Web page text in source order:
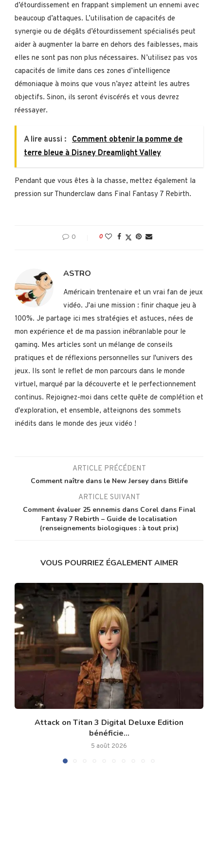
d’étourdissement en frappant simplement un ennemi avec
beaucoup d’attaques. L’utilisation de capacités de
synergie ou de dégâts d’étourdissement spécialisés peut
aider à augmenter la barre en dehors des faiblesses, mais
elles ne sont pas non plus nécessaires. N’utilisez pas vos
capacités de limite dans ces zones d’intelligence
démoniaque à moins que vous n’ayez atteint les autres
objectifs. Sinon, ils seront éviscérés et vous devrez
réessayer.
A lire aussi :
Comment obtenir la pomme de
terre bleue à Disney Dreamlight Valley
Pendant que vous êtes à la chasse, mettez également la
pression sur Thunderclaw dans Final Fantasy 7 Rebirth.
0 0
ASTRO
Américain trentenaire et un vrai fan de jeux
vidéo. J'ai une mission : finir chaque jeu à
100%. Je partage ici mes stratégies et astuces, nées de
mon expérience et de ma passion inébranlable pour le
gaming. Mes articles sont un mélange de conseils
pratiques et de réflexions personnelles sur l'univers des
jeux. Ils sont le reflet de mon parcours dans le monde
virtuel, marqué par la découverte et le perfectionnement
continus. Rejoignez-moi dans cette quête de complétion et
d'exploration, et ensemble, atteignons des sommets
inédits dans le monde des jeux vidéo !
ARTICLE PRÉCÉDENT
Comment naître dans le New Jersey dans Bitlife
ARTICLE SUIVANT
Comment évaluer 25 ennemis dans Corel dans Final
Fantasy 7 Rebirth – Guide de localisation
(renseignements biologiques : à tout prix)
VOUS POURRIEZ ÉGALEMENT AIMER
Attack on Titan 3 Digital Deluxe Edition
bénéficie...
5 août 2026